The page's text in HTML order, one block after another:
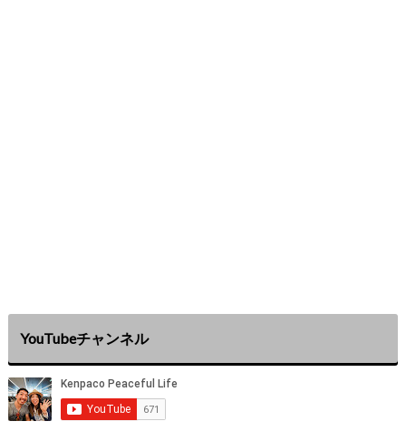
YouTubeチャンネル